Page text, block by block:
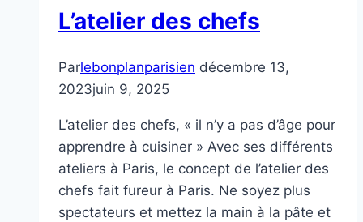
L’atelier des chefs
Parlebonplanparisien décembre 13,
2023juin 9, 2025
L’atelier des chefs, « il n’y a pas d’âge pour
apprendre à cuisiner » Avec ses différents
ateliers à Paris, le concept de l’atelier des
chefs fait fureur à Paris. Ne soyez plus
spectateurs et mettez la main à la pâte et